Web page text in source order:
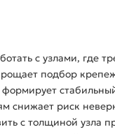
с узлами, где
подбор
снижает риск
с толщиной узла